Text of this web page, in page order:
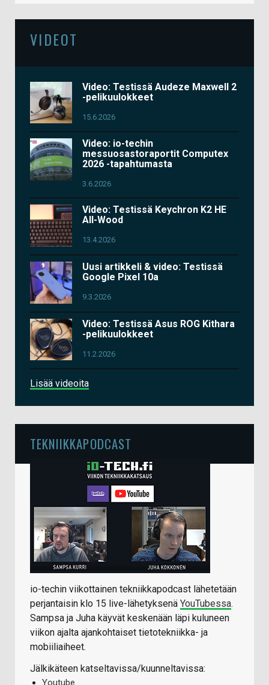
VIDEOT
Video: Testissä Audeze Maxwell 2
-pelikuulokkeet
15.6.2026
Video: io-techin
messuosastoraportit Computex
2026 -tapahtumasta
3.6.2026
Video: Testissä Keychron K2 HE
All-Wood
13.4.2026
Uusi artikkeli & video: Testissä
Google Pixel 10a
9.3.2026
Video: Testissä Asus ROG Kithara
-pelikuulokkeet
11.2.2026
Lisää videoita
TEKNIIKKAPODCAST
io-techin viikottainen tekniikkapodcast lähetetään
perjantaisin klo 15 live-lähetyksenä YouTubessa.
Sampsa ja Juha käyvät keskenään läpi kuluneen
viikon ajalta ajankohtaiset tietotekniikka- ja
mobiiliaiheet.
Jälkikäteen katseltavissa/kuunneltavissa:
Youtube